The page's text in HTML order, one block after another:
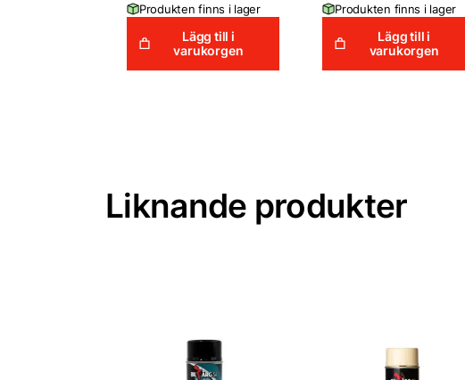
Produkten finns i lager
Lägg till i
varukorgen
Produkten finns i lager
Lägg till i
varukorgen
Liknande produkter